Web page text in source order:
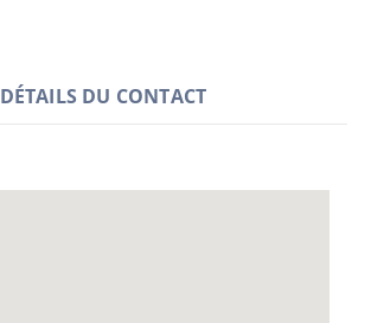
DÉTAILS DU CONTACT